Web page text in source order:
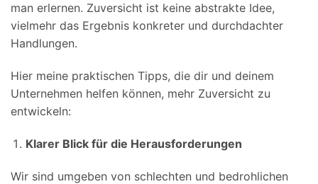
man erlernen. Zuversicht ist keine abstrakte Idee,
vielmehr das Ergebnis konkreter und durchdachter
Handlungen.
Hier meine praktischen Tipps, die dir und deinem
Unternehmen helfen können, mehr Zuversicht zu
entwickeln:
Klarer Blick für die Herausforderungen
Wir sind umgeben von schlechten und bedrohlichen